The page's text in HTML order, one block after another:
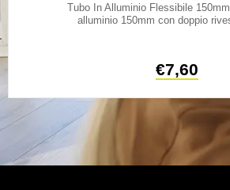
Tubo In Alluminio Flessibile
alluminio 150mm con doppio
€7,60